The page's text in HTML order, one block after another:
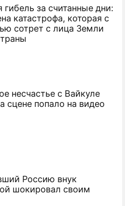
гибель за считанные дни:
катастрофа, которая с
сотрет с лица Земли
несчастье с Вайкуле
сцене попало на видео
Россию внук
шокировал своим